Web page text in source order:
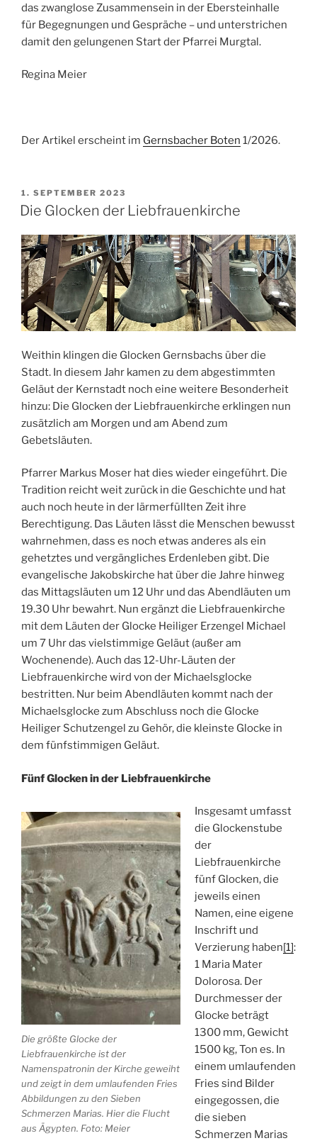
das zwanglose Zusammensein in der Ebersteinhalle
für Begegnungen und Gespräche – und unterstrichen
damit den gelungenen Start der Pfarrei Murgtal.
Regina Meier
Der Artikel erscheint im Gernsbacher Boten 1/2026.
VERÖFFENTLICHT
AM
1. SEPTEMBER 2023
Die Glocken der Liebfrauenkirche
Weithin klingen die Glocken Gernsbachs über die
Stadt. In diesem Jahr kamen zu dem abgestimmten
Geläut der Kernstadt noch eine weitere Besonderheit
hinzu: Die Glocken der Liebfrauenkirche erklingen nun
zusätzlich am Morgen und am Abend zum
Gebetsläuten.
Pfarrer Markus Moser hat dies wieder eingeführt. Die
Tradition reicht weit zurück in die Geschichte und hat
auch noch heute in der lärmerfüllten Zeit ihre
Berechtigung. Das Läuten lässt die Menschen bewusst
wahrnehmen, dass es noch etwas anderes als ein
gehetztes und vergängliches Erdenleben gibt. Die
evangelische Jakobskirche hat über die Jahre hinweg
das Mittagsläuten um 12 Uhr und das Abendläuten um
19.30 Uhr bewahrt. Nun ergänzt die Liebfrauenkirche
mit dem Läuten der Glocke Heiliger Erzengel Michael
um 7 Uhr das vielstimmige Geläut (außer am
Wochenende). Auch das 12-Uhr-Läuten der
Liebfrauenkirche wird von der Michaelsglocke
bestritten. Nur beim Abendläuten kommt nach der
Michaelsglocke zum Abschluss noch die Glocke
Heiliger Schutzengel zu Gehör, die kleinste Glocke in
dem fünfstimmigen Geläut.
Fünf Glocken in der Liebfrauenkirche
Die größte Glocke der
Liebfrauenkirche ist der
Namenspatronin der Kirche geweiht
und zeigt in dem umlaufenden Fries
Abbildungen zu den Sieben
Schmerzen Marias. Hier die Flucht
aus Ägypten. Foto: Meier
Insgesamt umfasst
die Glockenstube
der
Liebfrauenkirche
fünf Glocken, die
jeweils einen
Namen, eine eigene
Inschrift und
Verzierung haben[1]:
1 Maria Mater
Dolorosa. Der
Durchmesser der
Glocke beträgt
1300 mm, Gewicht
1500 kg, Ton es. In
einem umlaufenden
Fries sind Bilder
eingegossen, die
die sieben
Schmerzen Marias